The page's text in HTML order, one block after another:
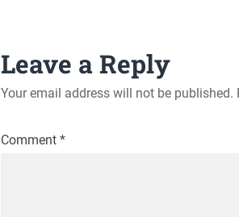
Leave a Reply
Your email address will not be published.
Comment *